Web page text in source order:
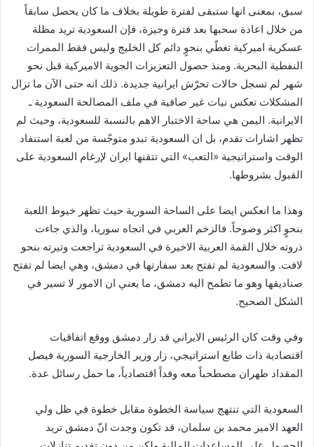
سبق، بمعنى انها ستبقى لفترة طويلة بخلاف ما كان يحصل سابقاً
من خلال اعادة سحبها بعد فترة وجيزة، فإن السعودية تريد مظلة
عسكرية اميركية تغطّي بنحوٍ دائم كل الخليج وليس فقط الممرات
النفطية البحرية. ومنذ حصول التعزيزات الجوية الاميركية قبل نحو
شهر لم تسجل حالات تحرّش ايرانية جديدة. ذلك انه حتى الآن ما تزال
المشكلات تعكس نيات غير صافية في ملف المصالحة السعودية ـ
الايرانية. اليمن هي ساحة الاختبار الاهم بالنسبة للسعودية، وحيث لم
تظهر اشارات تقدم، بل ان السعودية تبدو متوجّسة من لعبة استنفاد
الوقت واستراتيجية «التعب» التي تتقنها ايران لإرغام السعودية على
القبول بشروطها.
وهذا ما انعكس ايضا على الساحة السورية حيث تظهر خيوط اللعبة
بنحوٍ اكثر وضوحاً. فالزخم العربي في اتجاه سوريا، والذي جاءت
ذروته خلال القمة العربية الاخيرة في السعودية تراجعت وتيرته بنحو
لافت. والسعودية لم تفتح بعد سفارتها في دمشق، وهي ايضا لم تفتح
صناديقها وهو ما تطمح اليه دمشق، ما يعني ان الامور لا تسير في
الشكل الصحيح.
وفي وقت كان الرئيس الايراني قد زار دمشق ووقع اتفاقيات
اقتصادية ذات طابع استراتيجي، زار وزير الخارجية السورية فيصل
المقداد طهران مصطحباً معه وفداً اقتصادياً، ما حمل رسائل عدة.
السعودية التي تنتهج سياسة الخطوة مقابل خطوة في ظل ولي
العهد الامير محمد بن سلمان، قد تكون وجدت انّ دمشق تريد